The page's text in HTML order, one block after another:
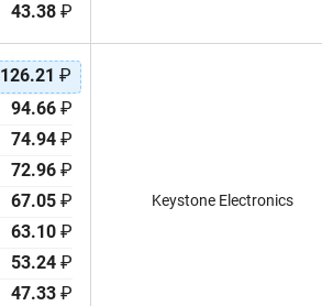
43.38 ₽
126.21 ₽
94.66 ₽
74.94 ₽
72.96 ₽
67.05 ₽
63.10 ₽
53.24 ₽
47.33 ₽
Keystone Electronics